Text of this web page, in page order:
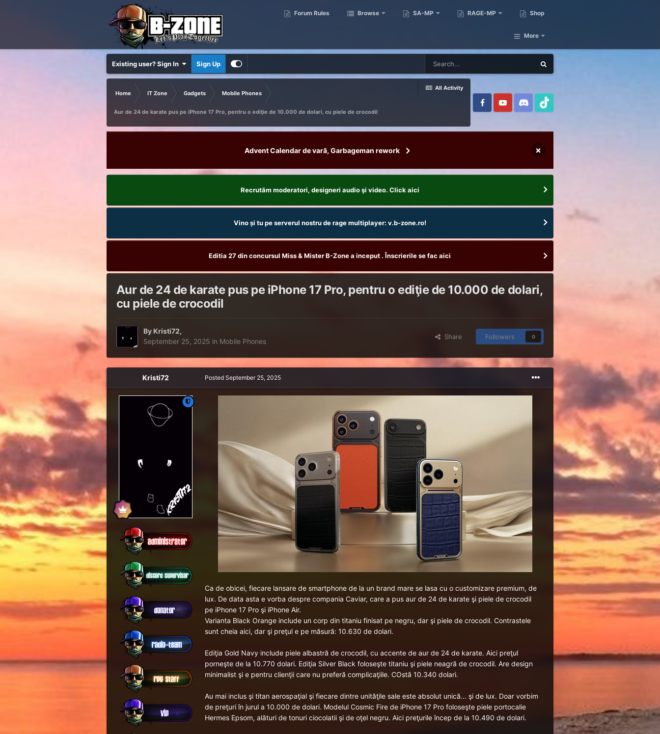
Forum Rules Browse SA-MP RAGE-MP Shop
More
Existing user? Sign In Sign Up
All Activity
Home IT Zone Gadgets Mobile Phones
Aur de 24 de karate pus pe iPhone 17 Pro, pentru o ediţie de 10.000 de dolari, cu piele de crocodil
Advent Calendar de vară, Garbageman rework ×
Recrutăm moderatori, designeri audio şi video. Click aici
Vino și tu pe serverul nostru de rage multiplayer: v.b-zone.ro!
Editia 27 din concursul Miss & Mister B-Zone a inceput . Înscrierile se fac aici
Aur de 24 de karate pus pe iPhone 17 Pro, pentru o ediţie de 10.000 de dolari,
cu piele de crocodil
By Kristi72,
September 25, 2025 in Mobile Phones
Share Followers 0
Kristi72 Posted September 25, 2025
Ca de obicei, fiecare lansare de smartphone de la un brand mare se lasa cu o customizare premium, de
lux. De data asta e vorba despre compania Caviar, care a pus aur de 24 de karate şi piele de crocodil
pe iPhone 17 Proşi iPhone Air.
Varianta Black Orange include un corp din titaniu finisat pe negru, dar şi piele de crocodil. Contrastele
sunt cheia aici, dar şi preţul e pe măsură: 10.630 de dolari.
Ediţia Gold Navy include piele albastră de crocodil, cu accente de aur de 24 de karate. Aici preţul
porneşte de la 10.770 dolari. Ediţia Silver Black foloseşte titaniu şi piele neagră de crocodil. Are design
minimalist şi e pentru clienţii care nu preferă complicaţiile. COstă 10.340 dolari.
Au mai inclus şi titan aerospaţial şi fiecare dintre unităţile sale este absolut unică... şi de lux. Doar vorbim
de preţuri în jurul a 10.000 de dolari. Modelul Cosmic Fire de iPhone 17 Pro foloseşte piele portocalie
Hermes Epsom, alături de tonuri ciocolatii şi de oţel negru. Aici preţurile încep de la 10.490 de dolari.